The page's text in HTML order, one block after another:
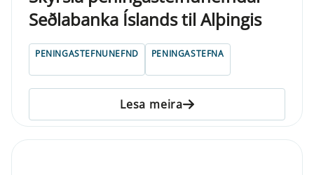
Seðlabanka Íslands til Alþingis
PENINGASTEFNUNEFND PENINGASTEFNA
Lesa meira